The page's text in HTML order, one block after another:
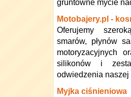
gruntowne mycie
Motobajery.pl -
Oferujemy
smarów, płynów
motoryzacyjnych
silikonów i
odwiedzenia naszej
Myjka ciśnieniowa